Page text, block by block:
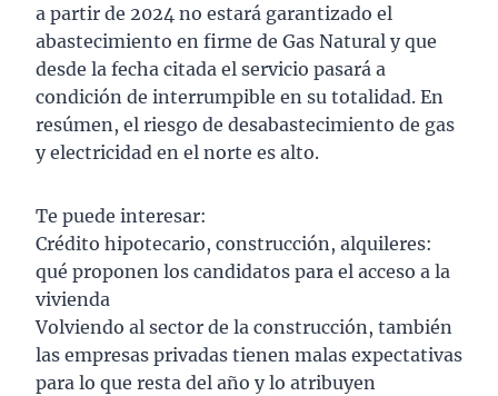
a partir de 2024 no estará garantizado el
abastecimiento en firme de Gas Natural y que
desde la fecha citada el servicio pasará a
condición de interrumpible en su totalidad. En
resúmen, el riesgo de desabastecimiento de gas
y electricidad en el norte es alto.
Te puede interesar:
Crédito hipotecario, construcción, alquileres:
qué proponen los candidatos para el acceso a la
vivienda
Volviendo al sector de la construcción, también
las empresas privadas tienen malas expectativas
para lo que resta del año y lo atribuyen